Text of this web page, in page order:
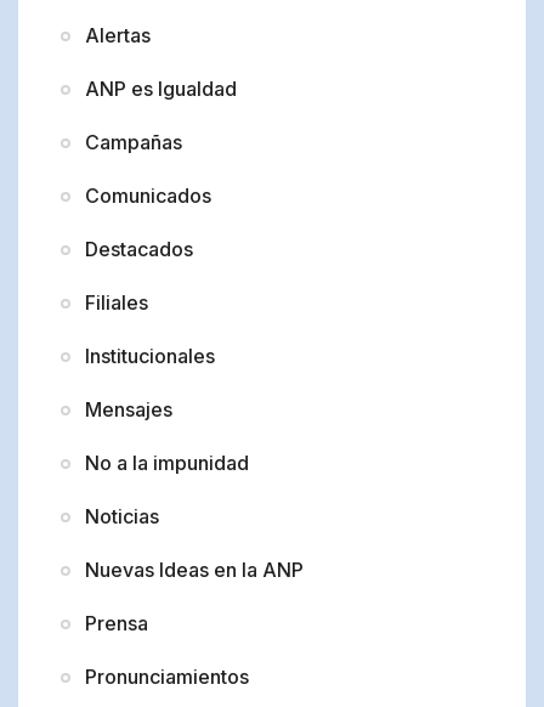
Alertas
ANP es Igualdad
Campañas
Comunicados
Destacados
Filiales
Institucionales
Mensajes
No a la impunidad
Noticias
Nuevas Ideas en la ANP
Prensa
Pronunciamientos